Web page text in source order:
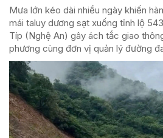
Mưa lớn kéo dài nhiều ngày khiến
mái taluy dương sạt xuống tỉnh lộ
Típ (Nghệ An) gây ách tắc giao
phương cùng đơn vị quản lý đường